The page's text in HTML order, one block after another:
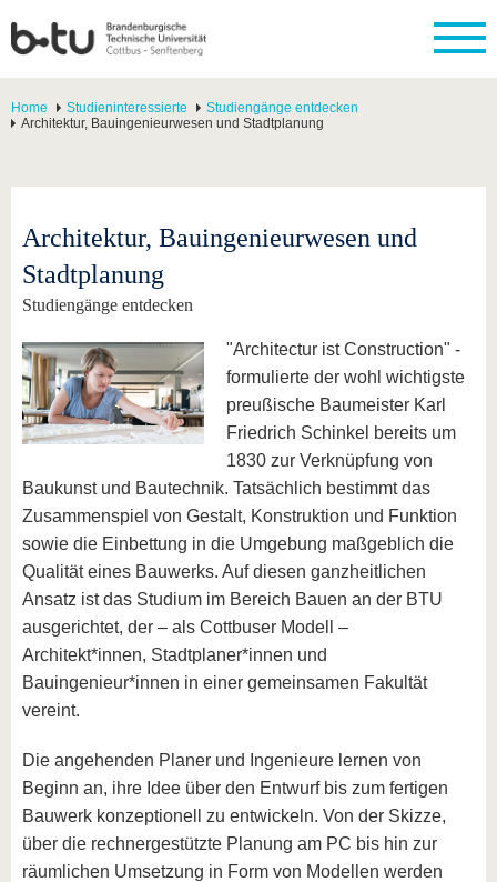
Home Studieninteressierte
Studiengänge entdecken
Architektur, Bauingenieurwesen und Stadtplanung
Architektur, Bauingenieurwesen und
Stadtplanung
Studiengänge entdecken
"Architectur ist Construction" -
formulierte der wohl wichtigste
preußische Baumeister Karl
Friedrich Schinkel bereits um
1830 zur Verknüpfung von
Baukunst und Bautechnik. Tatsächlich bestimmt das
Zusammenspiel von Gestalt, Konstruktion und Funktion
sowie die Einbettung in die Umgebung maßgeblich die
Qualität eines Bauwerks. Auf diesen ganzheitlichen
Ansatz ist das Studium im Bereich Bauen an der BTU
ausgerichtet, der – als Cottbuser Modell –
Architekt*innen, Stadtplaner*innen und
Bauingenieur*innen in einer gemeinsamen Fakultät
vereint.
Die angehenden Planer und Ingenieure lernen von
Beginn an, ihre Idee über den Entwurf bis zum fertigen
Bauwerk konzeptionell zu entwickeln. Von der Skizze,
über die rechnergestützte Planung am PC bis hin zur
räumlichen Umsetzung in Form von Modellen werden